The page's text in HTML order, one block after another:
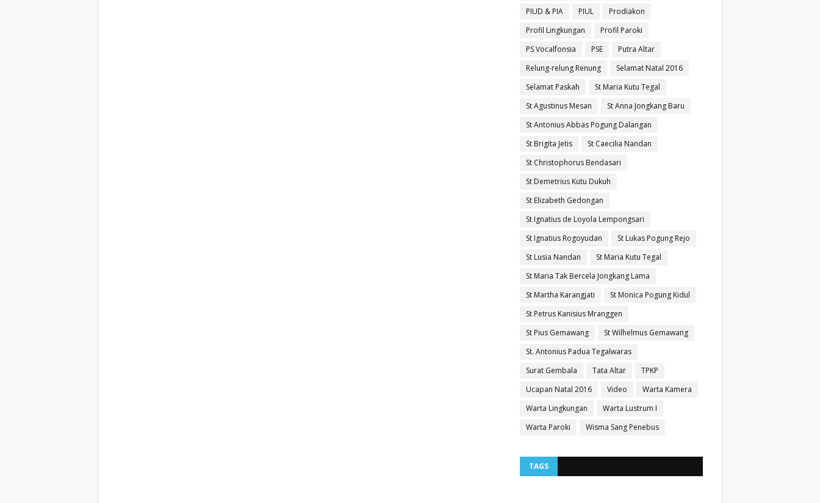
PIUD & PIA
PIUL
Prodiakon
Profil Lingkungan
Profil Paroki
PS Vocalfonsia
PSE
Putra Altar
Relung-relung Renung
Selamat Natal 2016
Selamat Paskah
St Maria Kutu Tegal
St Agustinus Mesan
St Anna Jongkang Baru
St Antonius Abbas Pogung Dalangan
St Brigita Jetis
St Caecilia Nandan
St Christophorus Bendasari
St Demetrius Kutu Dukuh
St Elizabeth Gedongan
St Ignatius de Loyola Lempongsari
St Ignatius Rogoyudan
St Lukas Pogung Rejo
St Lusia Nandan
St Maria Kutu Tegal
St Maria Tak Bercela Jongkang Lama
St Martha Karangjati
St Monica Pogung Kidul
St Petrus Kanisius Mranggen
St Pius Gemawang
St Wilhelmus Gemawang
St. Antonius Padua Tegalwaras
Surat Gembala
Tata Altar
TPKP
Ucapan Natal 2016
Video
Warta Kamera
Warta Lingkungan
Warta Lustrum I
Warta Paroki
Wisma Sang Penebus
TAGS